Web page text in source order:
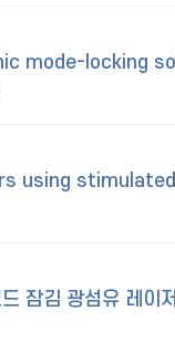
mode-locking
using
잠김 광섬유 레이저